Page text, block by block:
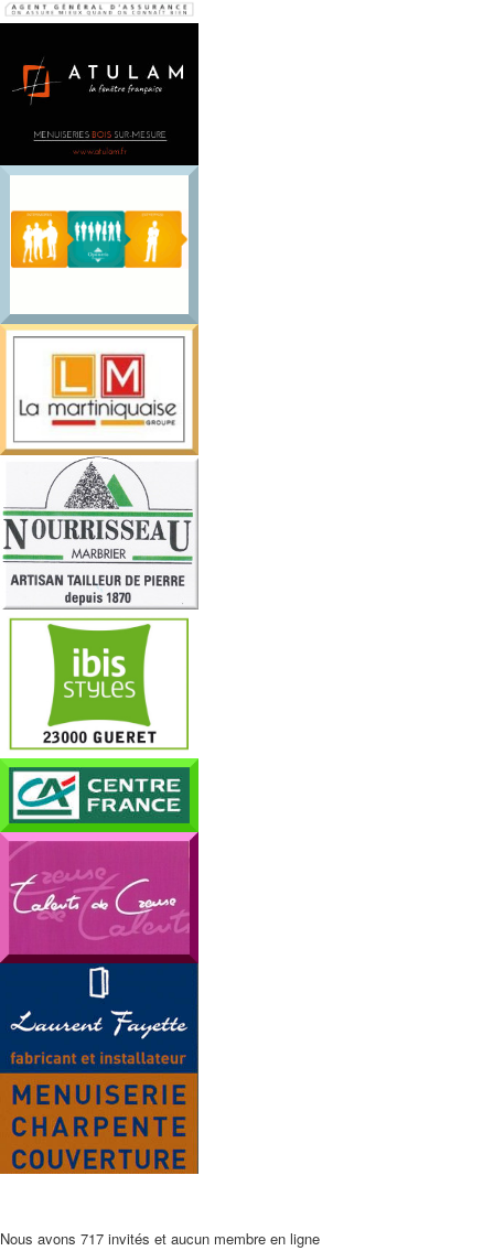
Nous avons 717 invités et aucun membre en ligne